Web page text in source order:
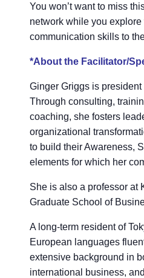
You won’t want to miss
network while you
communication skills to
*About the Facilitator/
Ginger Griggs is president
Through consulting,
coaching, she fosters
organizational
to build their Awareness,
elements for which her
She is also a professor at
Graduate School of
A long-term resident of
European languages
extensive background in
international business,